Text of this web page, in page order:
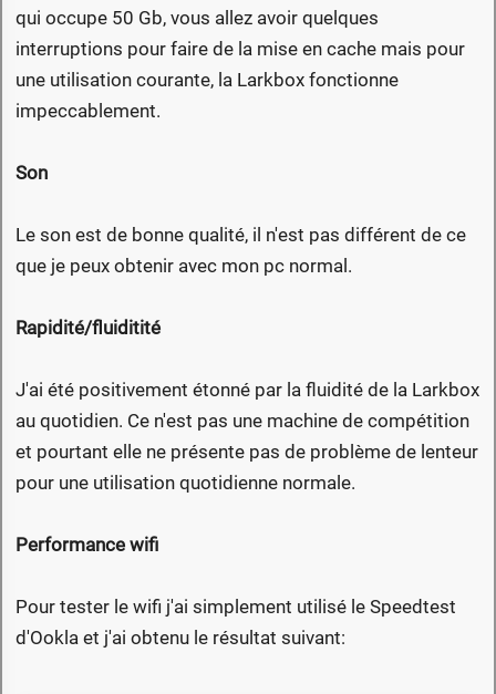
qui occupe 50 Gb, vous allez avoir quelques
interruptions pour faire de la mise en cache mais pour
une utilisation courante, la Larkbox fonctionne
impeccablement.
Son
Le son est de bonne qualité, il n'est pas différent de ce
que je peux obtenir avec mon pc normal.
Rapidité/fluiditité
J'ai été positivement étonné par la fluidité de la Larkbox
au quotidien. Ce n'est pas une machine de compétition
et pourtant elle ne présente pas de problème de lenteur
pour une utilisation quotidienne normale.
Performance wifi
Pour tester le wifi j'ai simplement utilisé le Speedtest
d'Ookla et j'ai obtenu le résultat suivant: